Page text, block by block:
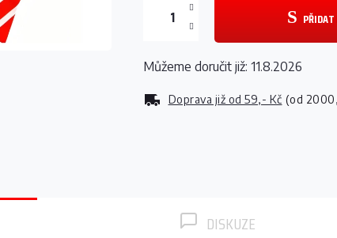
Doprava již od 59,- Kč (od
Můžeme doručit již: 11.8.2026
DISKUZE